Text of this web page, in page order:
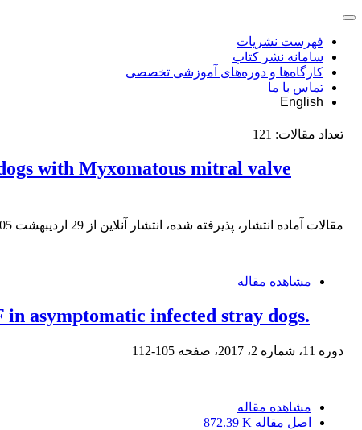
فهرست نشریات
سامانه نشر کتاب
کارگاه‌ها و دوره‌های آموزشی تخصصی
تماس با ما
English
تعداد مقالات: 121
with Myxomatous mitral valve
مقالات آماده انتشار، پذیرفته شده، انتشار آنلاین از 29 اردیبهشت 1405
مشاهده مقاله
asymptomatic infected stray dogs.
دوره 11، شماره 2، 2017، صفحه 105-112
مشاهده مقاله
اصل مقاله 872.39 K